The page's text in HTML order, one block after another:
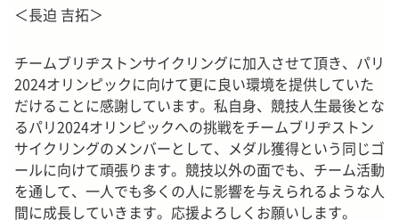
＜長迫 吉拓＞
チームブリヂストンサイクリングに加入させて頂き、パリ
2024オリンピックに向けて更に良い環境を提供していた
だけることに感謝しています。私自身、競技人生最後とな
るパリ2024オリンピックへの挑戦をチームブリヂストン
サイクリングのメンバーとして、メダル獲得という同じゴ
ールに向けて頑張ります。競技以外の面でも、チーム活動
を通して、一人でも多くの人に影響を与えられるような人
間に成長していきます。応援よろしくお願いします。